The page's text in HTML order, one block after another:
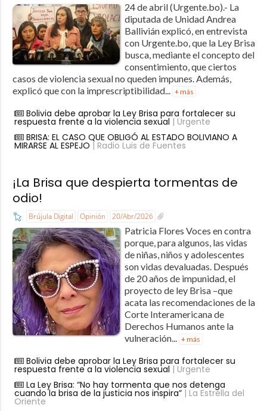
24 de abril (Urgente.bo).- La
diputada de Unidad Andrea
Ballivián explicó, en entrevista
con Urgente.bo, que la Ley Brisa
busca, mediante el concepto del
consentimiento, que ciertos
casos de violencia sexual no queden impunes. Además,
explicó que con la imprescriptibilidad... + más
Bolivia debe aprobar la Ley Brisa para fortalecer su
respuesta frente a la violencia sexual | Urgente
BRISA: EL CASO QUE OBLIGÓ AL ESTADO BOLIVIANO A
MIRARSE AL ESPEJO | Radio Luis de Fuentes
¡La Brisa que despierta tormentas de
odio!
Brújula Digital Opinión 20/Abr/2026
Patricia Flores Voces en contra
porque, para algunos, las vidas
de niñas, niños y adolescentes
son vidas devaluadas. Después
de 20 años de impunidad, el
proyecto de ley Brisa –que
acata las recomendaciones de la
Corte Interamericana de
Derechos Humanos ante la
vulneración...
+ más
Bolivia debe aprobar la Ley Brisa para fortalecer su
respuesta frente a la violencia sexual | Urgente
La Ley Brisa: “No hay tormenta que nos detenga
cuando la brisa de la justicia nos inspira”| La Estrella del
Oriente